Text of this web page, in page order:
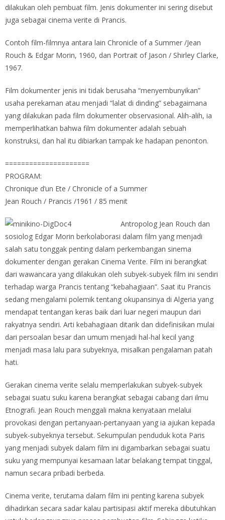
dilakukan oleh pembuat film. Jenis dokumenter ini sering disebut
juga sebagai cinema verite di Prancis.
Contoh film-filmnya antara lain Chronicle of a Summer /Jean
Rouch & Edgar Morin, 1960, dan Portrait of Jason / Shirley Clarke,
1967.
Film dokumenter jenis ini tidak berusaha “menyembunyikan”
usaha perekaman atau menjadi “lalat di dinding” sebagaimana
yang dilakukan pada film dokumenter observasional. Alih-alih, ia
memperlihatkan bahwa film dokumenter adalah sebuah
konstruksi, dan hal itu dibiarkan tampak ke hadapan penonton.
=====================
PROGRAM:
Chronique d’un Ete / Chronicle of a Summer
Jean Rouch / Prancis /1961 / 85 menit
Antropolog Jean Rouch dan
sosiolog Edgar Morin berkolaborasi dalam film yang menjadi
salah satu tonggak penting dalam perkembangan sinema
dokumenter dengan gerakan Cinema Verite. Film ini berangkat
dari wawancara yang dilakukan oleh subyek-subyek film ini sendiri
terhadap warga Prancis tentang “kebahagiaan”. Saat itu Prancis
sedang mengalami polemik tentang okupansinya di Algeria yang
mendapat tentangan keras baik dari luar negeri maupun dari
rakyatnya sendiri. Arti kebahagiaan ditarik dan didefinisikan mulai
dari persoalan besar dan umum menjadi hal-hal kecil yang
menjadi masa lalu para subyeknya, misalkan pengalaman patah
hati.
Gerakan cinema verite selalu memperlakukan subyek-subyek
sebagai suatu suku karena berangkat sebagai cabang dari ilmu
Etnografi. Jean Rouch menggali makna kenyataan melalui
provokasi dengan pertanyaan-pertanyaan yang ia ajukan kepada
subyek-subyeknya tersebut. Sekumpulan penduduk kota Paris
yang menjadi subyek dalam film ini digambarkan sebagai suatu
suku yang mempunyai kesamaan latar belakang tempat tinggal,
namun secara pribadi berbeda.
Cinema verite, terutama dalam film ini penting karena subyek
dihadirkan secara sadar kalau partisipasi aktif mereka dibutuhkan